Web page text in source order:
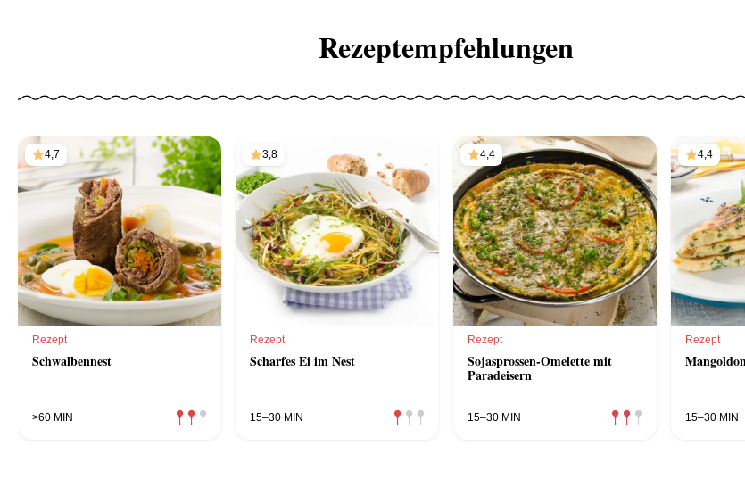
Rezeptempfehlungen
4,7
Rezept
Schwalbennest
>60 MIN
3,8
Rezept
Scharfes Ei im Nest
15–30 MIN
4,4
Rezept
Sojasprossen-Omelette mit
Paradeisern
15–30 MIN
4,4
Rezept
15–30 MIN